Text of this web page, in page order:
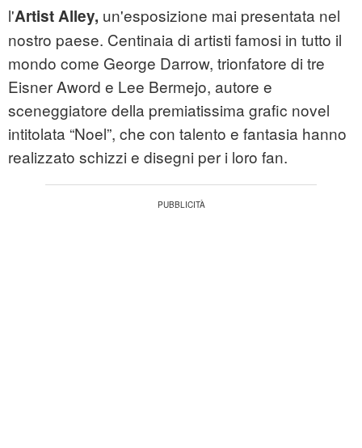
l'Artist Alley, un'esposizione mai presentata nel
nostro paese. Centinaia di artisti famosi in tutto il
mondo come George Darrow, trionfatore di tre
Eisner Aword e Lee Bermejo, autore e
sceneggiatore della premiatissima grafic novel
intitolata “Noel”, che con talento e fantasia hanno
realizzato schizzi e disegni per i loro fan.